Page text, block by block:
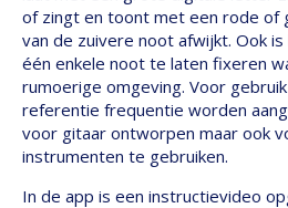
of zingt en toont met een rode of
van de zuivere noot afwijkt. Ook
één enkele noot te laten fixeren
rumoerige omgeving. Voor
referentie frequentie worden
voor gitaar ontworpen maar ook
instrumenten te gebruiken.
In de app is een instructievideo